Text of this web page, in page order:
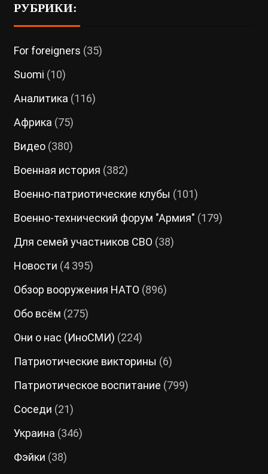
РУБРИКИ:
For foreigners (35)
Suomi (10)
Аналитика (116)
Африка (75)
Видео(380)
Военная история (382)
Военно-патриотические клубы (101)
Военно-технический форум "Армия" (179)
Для семей участников СВО (38)
Новости (4 395)
Обзор вооружения НАТО (896)
Обо всём (275)
Они о нас (ИноСМИ) (224)
Патриотические викторины (6)
Патриотическое воспитание (799)
Соседи (21)
Украина (346)
Фэйки (38)